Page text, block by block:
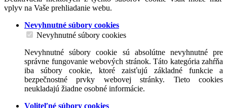
vplyv na Vaše prehliadanie webu.
Nevyhnutné súbory cookies
Nevyhnutné súbory cookies
Nevyhnutné súbory cookie sú absolútne nevyhnutné pre
správne fungovanie webových stránok. Táto kategória zahŕňa
iba súbory cookie, ktoré zaisťujú základné funkcie a
bezpečnostné prvky webovej stránky. Tieto cookies
neukladajú žiadne osobné informácie.
Voliteľné súbory cookies